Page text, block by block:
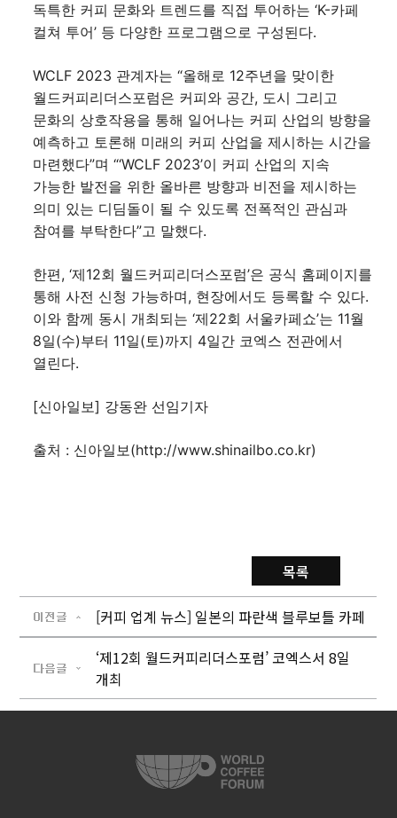
독특한 커피 문화와 트렌드를 직접 투어하는 ‘K-카페
컬쳐 투어’ 등 다양한 프로그램으로 구성된다.
WCLF 2023 관계자는 “올해로 12주년을 맞이한
월드커피리더스포럼은 커피와 공간, 도시 그리고
문화의 상호작용을 통해 일어나는 커피 산업의 방향을
예측하고 토론해 미래의 커피 산업을 제시하는 시간을
마련했다”며 “‘WCLF 2023’이 커피 산업의 지속
가능한 발전을 위한 올바른 방향과 비전을 제시하는
의미 있는 디딤돌이 될 수 있도록 전폭적인 관심과
참여를 부탁한다”고 말했다.
한편, ‘제12회 월드커피리더스포럼’은 공식 홈페이지를
통해 사전 신청 가능하며, 현장에서도 등록할 수 있다.
이와 함께 동시 개최되는 ‘제22회 서울카페쇼’는 11월
8일(수)부터 11일(토)까지 4일간 코엑스 전관에서
열린다.
[신아일보] 강동완 선임기자
출처 : 신아일보(http://www.shinailbo.co.kr)
목록
[커피 업계 뉴스] 일본의 파란색 블루보틀 카페
‘제12회 월드커피리더스포럼’ 코엑스서 8일
개최